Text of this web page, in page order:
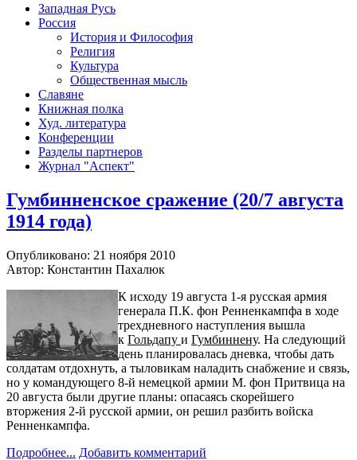
Западная Русь
Россия
История и Философия
Религия
Культура
Общественная мысль
Славяне
Книжная полка
Худ. литература
Конференции
Разделы партнеров
Журнал "Аспект"
Гумбинненское сражение (20/7 августа
1914 года)
Опубликовано: 21 ноября 2010
Автор: Константин Пахалюк
К исходу 19 августа 1-я русская армия
генерала П.К. фон Ренненкампфа в ходе
трехдневного наступления вышла
к Гольдапу и Гумбиннену. На следующий
день планировалась дневка, чтобы дать
солдатам отдохнуть, а тыловикам наладить снабжение и связь,
но у командующего 8-й немецкой армии М. фон Притвица на
20 августа были другие планы: опасаясь скорейшего
вторжения 2-й русской армии, он решил разбить войска
Ренненкампфа.
Подробнее... Добавить комментарий